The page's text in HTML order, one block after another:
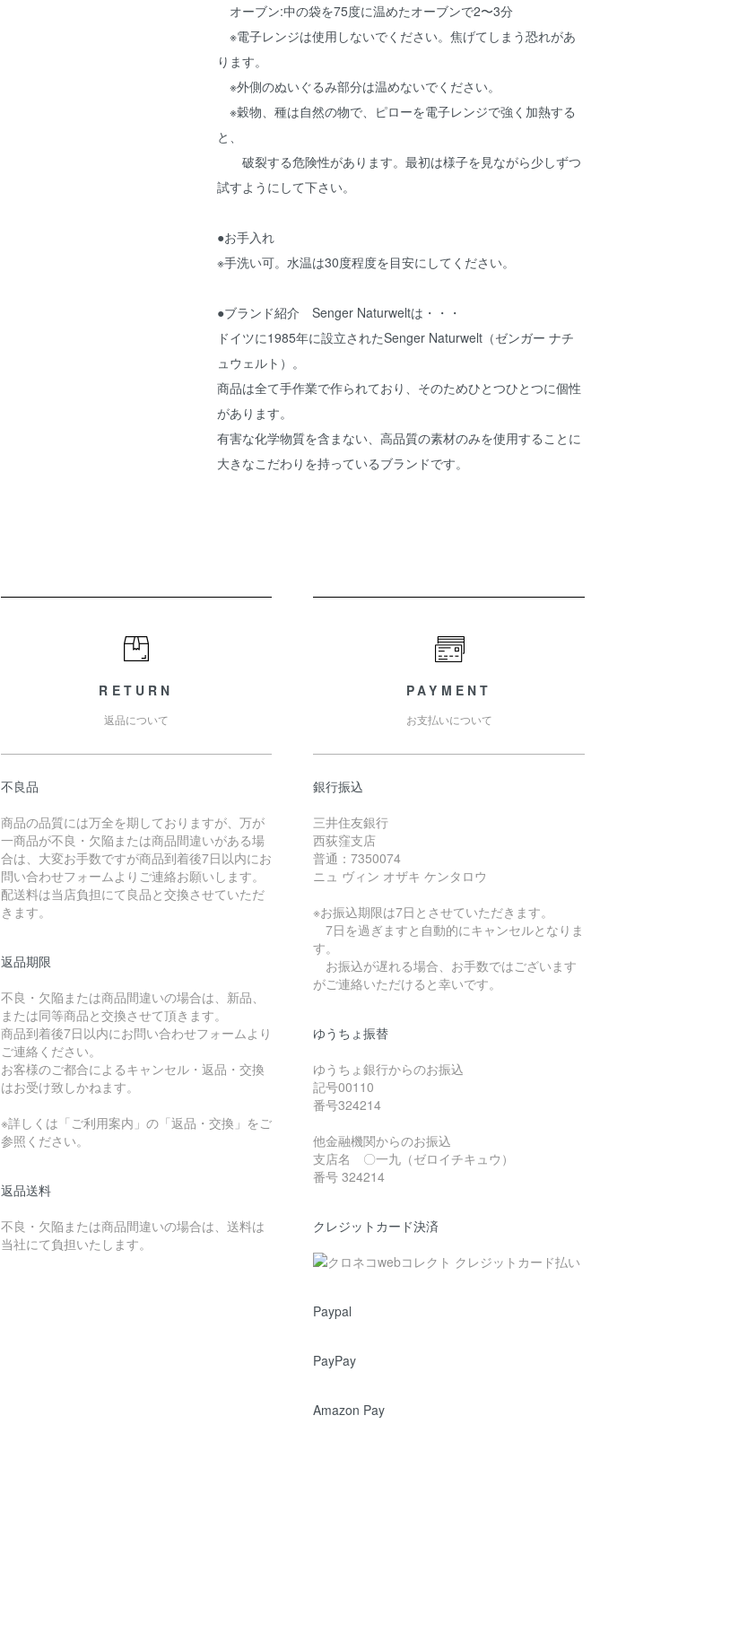
オーブン:中の袋を75度に温めたオーブンで2〜3分
※電子レンジは使用しないでください。焦げてしまう恐れがあ
ります。
※外側のぬいぐるみ部分は温めないでください。
※穀物、種は自然の物で、ピローを電子レンジで強く加熱する
と、
破裂する危険性があります。最初は様子を見ながら少しずつ
試すようにして下さい。
●お手入れ
※手洗い可。水温は30度程度を目安にしてください。
●ブランド紹介 Senger Naturweltは・・・
ドイツに1985年に設立されたSenger Naturwelt（ゼンガー ナチ
ュウェルト）。
商品は全て手作業で作られており、そのためひとつひとつに個性
があります。
有害な化学物質を含まない、高品質の素材のみを使用することに
大きなこだわりを持っているブランドです。
RETURN
返品について
不良品
商品の品質には万全を期しておりますが、万が
一商品が不良・欠陥または商品間違いがある場
合は、大変お手数ですが商品到着後7日以内にお
問い合わせフォームよりご連絡お願いします。
配送料は当店負担にて良品と交換させていただ
きます。
返品期限
不良・欠陥または商品間違いの場合は、新品、
または同等商品と交換させて頂きます。
商品到着後7日以内にお問い合わせフォームより
ご連絡ください。
お客様のご都合によるキャンセル・返品・交換
はお受け致しかねます。
※詳しくは「ご利用案内」の「返品・交換」をご
参照ください。
返品送料
不良・欠陥または商品間違いの場合は、送料は
当社にて負担いたします。
PAYMENT
お支払いについて
銀行振込
三井住友銀行
西荻窪支店
普通：7350074
ニュ ヴィン オザキ ケンタロウ
※お振込期限は7日とさせていただきます。
7日を過ぎますと自動的にキャンセルとなりま
す。
お振込が遅れる場合、お手数ではございます
がご連絡いただけると幸いです。
ゆうちょ振替
ゆうちょ銀行からのお振込
記号00110
番号324214
他金融機関からのお振込
支店名 〇一九（ゼロイチキュウ）
番号 324214
クレジットカード決済
Paypal
PayPay
Amazon Pay